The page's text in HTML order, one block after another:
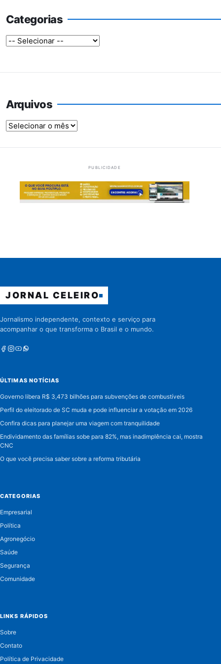
Categorias
Arquivos
Arquivos
PUBLICIDADE
JORNAL CELEIRO
Jornalismo independente, contexto e serviço para
acompanhar o que transforma o Brasil e o mundo.
Facebook
Instagram
Youtube
Whatsapp
ÚLTIMAS NOTÍCIAS
Governo libera R$ 3,473 bilhões para subvenções de combustíveis
Perfil do eleitorado de SC muda e pode influenciar a votação em 2026
Confira dicas para planejar uma viagem com tranquilidade
Endividamento das famílias sobe para 82%, mas inadimplência cai, mostra
CNC
O que você precisa saber sobre a reforma tributária
CATEGORIAS
Empresarial
Política
Agronegócio
Saúde
Segurança
Comunidade
LINKS RÁPIDOS
Sobre
Contato
Política de Privacidade